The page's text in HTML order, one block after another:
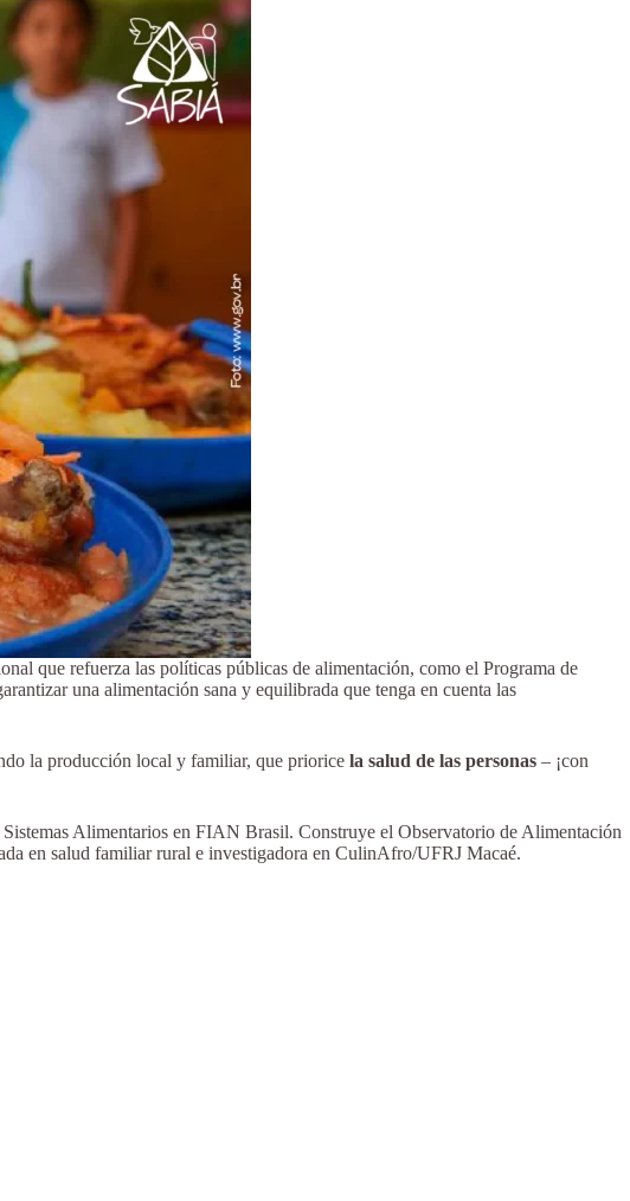
que refuerza las políticas públicas de alimentación, como el Programa de
una alimentación sana y equilibrada que tenga en cuenta las
la producción local y familiar, que priorice la salud de las personas – ¡con
Sistemas Alimentarios en FIAN Brasil. Construye el Observatorio de Alimentación
en salud familiar rural e investigadora en CulinAfro/UFRJ Macaé.